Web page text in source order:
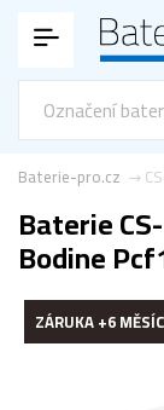
Baterie-pro.cz
Baterie
Bodine
ZÁRUKA +6